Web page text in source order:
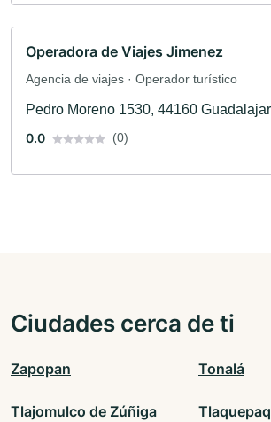
Operadora de Viajes Jimenez
Agencia de viajes · Operador turístico
Pedro Moreno 1530, 44160
0.0
(0)
Ciudades cerca de ti
Zapopan Tonalá
Tlajomulco de Zúñiga